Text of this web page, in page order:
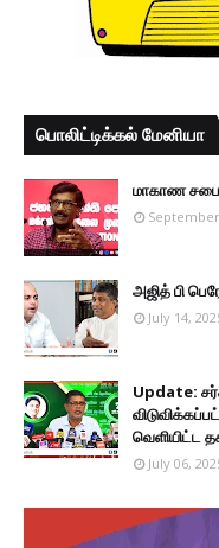
பொலிட்டிக்கல் மேனியா
மாகாண
அஜித் பி
July 14,
Update:
வெளியிட்ட
July 06,